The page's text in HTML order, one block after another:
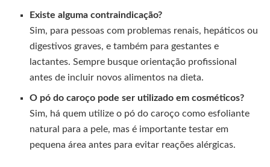
Existe alguma contraindicação?
Sim, para pessoas com problemas renais, hepáticos ou
digestivos graves, e também para gestantes e
lactantes. Sempre busque orientação profissional
antes de incluir novos alimentos na dieta.
O pó do caroço pode ser utilizado em cosméticos?
Sim, há quem utilize o pó do caroço como esfoliante
natural para a pele, mas é importante testar em
pequena área antes para evitar reações alérgicas.